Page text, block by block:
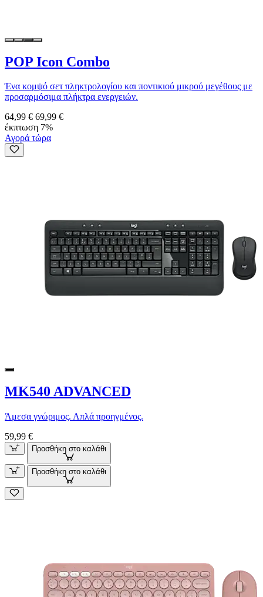
POP Icon Combo
Ένα κομψό σετ πληκτρολογίου και ποντικιού μικρού μεγέθους με
προσαρμόσιμα πλήκτρα ενεργειών.
64,99 € 69,99 €
έκπτωση 7%
Αγορά τώρα
MK540 ADVANCED
Άμεσα γνώριμος. Απλά προηγμένος.
59,99 €
Προσθήκη στο καλάθι
Προσθήκη στο καλάθι